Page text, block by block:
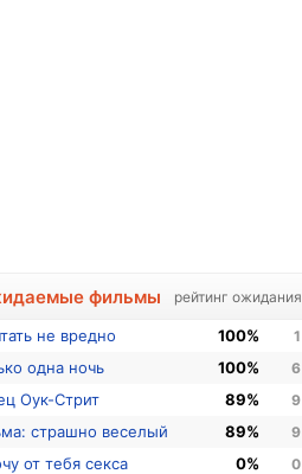
фильмы рейтинг ожидания
не вредно 100% 1
одна ночь 100% 6
Оук-Стрит 89% 9
страшно веселый 89% 9
от тебя секса 0% 0